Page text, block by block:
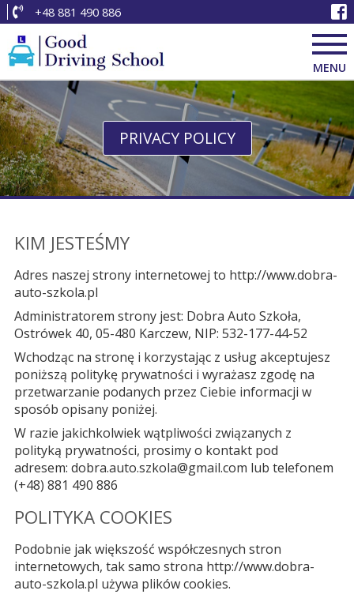
+48 881 490 886
MENU
PRIVACY POLICY
KIM JESTEŚMY
Adres naszej strony internetowej to http://www.dobra-
auto-szkola.pl
Administratorem strony jest: Dobra Auto Szkoła,
Ostrówek 40, 05-480 Karczew, NIP: 532-177-44-52
Wchodząc na stronę i korzystając z usług akceptujesz
poniższą politykę prywatności i wyrażasz zgodę na
przetwarzanie podanych przez Ciebie informacji w
sposób opisany poniżej.
W razie jakichkolwiek wątpliwości związanych z
polityką prywatności, prosimy o kontakt pod
adresem: dobra.auto.szkola@gmail.com lub telefonem
(+48) 881 490 886
POLITYKA COOKIES
Podobnie jak większość współczesnych stron
internetowych, tak samo strona http://www.dobra-
auto-szkola.pl używa plików cookies.